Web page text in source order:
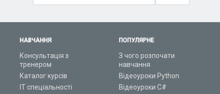
НАВЧАННЯ
Консультація з
тренером
Каталог курсів
ІТ спеціальності
ПОПУЛЯРНЕ
З чого розпочати
навчання
Відеоуроки Python
Відеоуроки C#